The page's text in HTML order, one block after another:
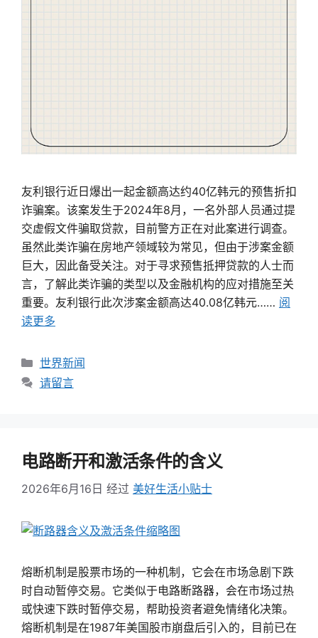
友利银行近日爆出一起金额高达约40亿韩元的预售折扣
诈骗案。该案发生于2024年8月，一名外部人员通过提
交虚假文件骗取贷款，目前警方正在对此案进行调查。
虽然此类诈骗在房地产领域较为常见，但由于涉案金额
巨大，因此备受关注。对于寻求预售抵押贷款的人士而
言，了解此类诈骗的类型以及金融机构的应对措施至关
重要。友利银行此次涉案金额高达40.08亿韩元…… 阅
读更多
类
别
世界新闻
请留言
电路断开和激活条件的含义
2026年6月16日 经过 美好生活小贴士
熔断机制是股票市场的一种机制，它会在市场急剧下跌
时自动暂停交易。它类似于电路断路器，会在市场过热
或快速下跌时暂停交易，帮助投资者避免情绪化决策。
熔断机制是在1987年美国股市崩盘后引入的，目前已在